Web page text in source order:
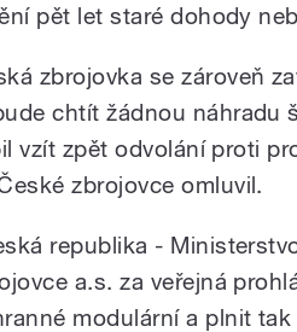
pět let staré dohody
zbrojovka se zároveň
chtít žádnou náhradu
vzít zpět odvolání proti
zbrojovce omluvil.
republika -
a.s. za veřejná
modulární a plnit